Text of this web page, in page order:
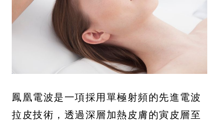
鳳凰電波是一項採用單極射頻的先進電波
拉皮技術，透過深層加熱皮膚的寅皮層至